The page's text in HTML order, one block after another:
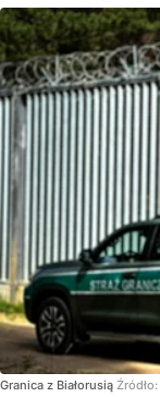
Granica z Białorusią Źródło: